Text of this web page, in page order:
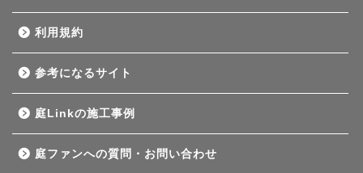
利用規約
参考になるサイト
庭Linkの施工事例
庭ファンへの質問・お問い合わせ